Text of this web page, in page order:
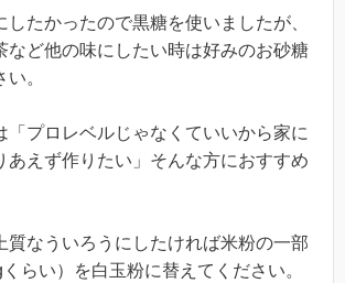
したかったので黒糖を使いましたが、
など他の味にしたい時は好みのお砂糖
。
「プロレベルじゃなくていいから家に
あえず作りたい」そんな方におすすめ
質なういろうにしたければ米粉の一部
くらい）を白玉粉に替えてください。